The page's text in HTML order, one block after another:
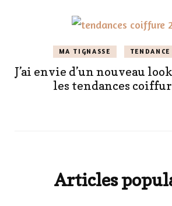
MA TIGNASSE
J’ai envie d’un nouveau
les tendances
Articles